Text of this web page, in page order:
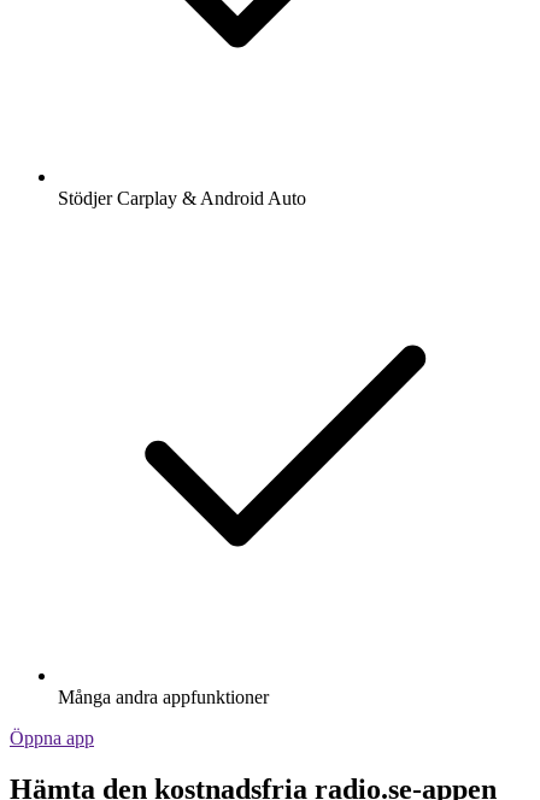
Stödjer Carplay & Android Auto
Många andra appfunktioner
Öppna app
Hämta den kostnadsfria radio.se-appen